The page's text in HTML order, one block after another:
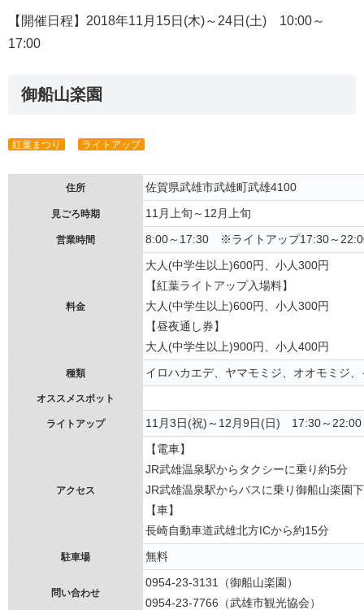
【開催日程】2018年11月15日(木)～24日(土) 10:00～
17:00
御船山楽園
紅葉まつり ライトアップ
住所 佐賀県武雄市武雄町武雄4100
見ごろ時期 11月上旬～12月上旬
営業時間 8:00～17:30 ※ライトアップ17:30～
料金
大人(中学生以上)600円、小人300円
【紅葉ライトアップ入場料】
大人(中学生以上)600円、小人300円
【昼夜通し券】
大人(中学生以上)900円、小人400円
種類 イロハカエデ、ヤマモミジ、オオモミジ
オススメスポット
ライトアップ 11月3日(祝)～12月9日(日) 17:30～22:00
アクセス
【電車】
JR武雄温泉駅からタクシーに乗り約5分
JR武雄温泉駅からバスに乗り御船山楽園
【車】
長崎自動車道武雄北方ICから約15分
駐車場 無料
問い合わせ
0954-23-3131（御船山楽園）
0954-23-7766（武雄市観光協会）